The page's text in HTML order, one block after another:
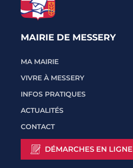
MAIRIE DE MESSERY
MA MAIRIE
VIVRE À MESSERY
INFOS PRATIQUES
ACTUALITÉS
CONTACT
DÉMARCHES EN LIGNE